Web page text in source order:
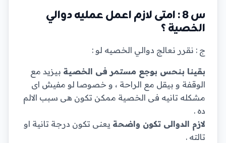
س 8 : امتى لازم اعمل عمليه دوالي
الخصية ؟
ج : نقرر نعالج دوالي الخصيه لو :
بقينا بنحس بوجع مستمر فى الخصية بيزيد مع
الوقفة و بيقل مع الراحة ، و خصوصا لو مفيش اى
مشكله تانيه فى الخصية ممكن تكون هى سبب الالم
ده .
لازم الدوالى تكون واضحة يعنى تكون درجة تانية او
تالته .